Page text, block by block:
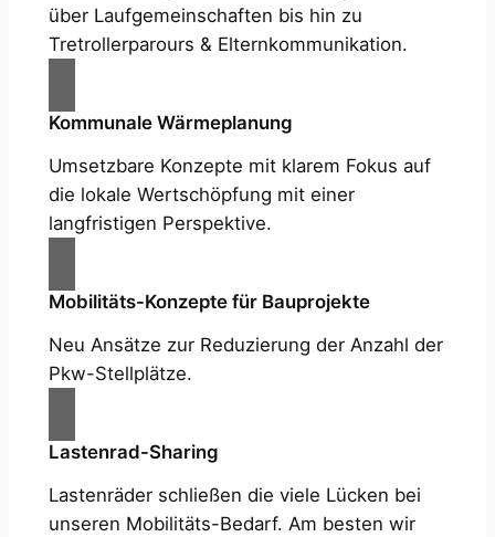
über Laufgemeinschaften bis hin zu
Tretrollerparours & Elternkommunikation.
Kommunale Wärmeplanung
Umsetzbare Konzepte mit klarem Fokus auf
die lokale Wertschöpfung mit einer
langfristigen Perspektive.
Mobilitäts-Konzepte für Bauprojekte
Neu Ansätze zur Reduzierung der Anzahl der
Pkw-Stellplätze.
Lastenrad-Sharing
Lastenräder schließen die viele Lücken bei
unseren Mobilitäts-Bedarf. Am besten wir